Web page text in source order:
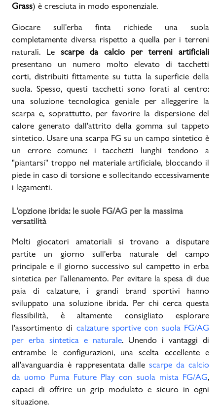
Grass) è cresciuta in modo esponenziale.
Giocare sull'erba finta richiede una suola
completamente diversa rispetto a quella per i terreni
naturali. Le scarpe da calcio per terreni artificiali
presentano un numero molto elevato di tacchetti
corti, distribuiti fittamente su tutta la superficie della
suola. Spesso, questi tacchetti sono forati al centro:
una soluzione tecnologica geniale per alleggerire la
scarpa e, soprattutto, per favorire la dispersione del
calore generato dall'attrito della gomma sul tappeto
sintetico. Usare una scarpa FG su un campo sintetico è
un errore comune: i tacchetti lunghi tendono a
"piantarsi" troppo nel materiale artificiale, bloccando il
piede in caso di torsione e sollecitando eccessivamente
i legamenti.
L'opzione ibrida: le suole FG/AG per la massima
versatilità
Molti giocatori amatoriali si trovano a disputare
partite un giorno sull'erba naturale del campo
principale e il giorno successivo sul campetto in erba
sintetica per l'allenamento. Per evitare la spesa di due
paia di calzature, i grandi brand sportivi hanno
sviluppato una soluzione ibrida. Per chi cerca questa
flessibilità, è altamente consigliato esplorare
l'assortimento di calzature sportive con suola FG/AG
per erba sintetica e naturale. Unendo i vantaggi di
entrambe le configurazioni, una scelta eccellente e
all'avanguardia è rappresentata dalle scarpe da calcio
da uomo Puma Future Play con suola mista FG/AG,
capaci di offrire un grip modulato e sicuro in ogni
situazione.